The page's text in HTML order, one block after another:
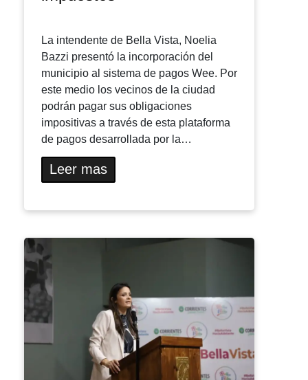
La intendente de Bella Vista, Noelia
Bazzi presentó la incorporación del
municipio al sistema de pagos Wee. Por
este medio los vecinos de la ciudad
podrán pagar sus obligaciones
impositivas a través de esta plataforma
de pagos desarrollada por la…
Leer mas